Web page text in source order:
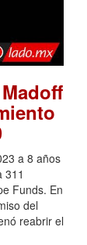
a 8 años
311
Funds. En
del
reabrir el